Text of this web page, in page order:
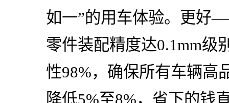
如一”的用车体验。更好
零件装配精度达0.1mm级
性98%，确保所有车辆
降低5%至8%，省下的钱